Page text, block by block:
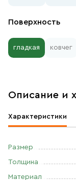
Поверхность
гладкая ковчег
Описание и
Характеристики
Размер
Толщина
Материал